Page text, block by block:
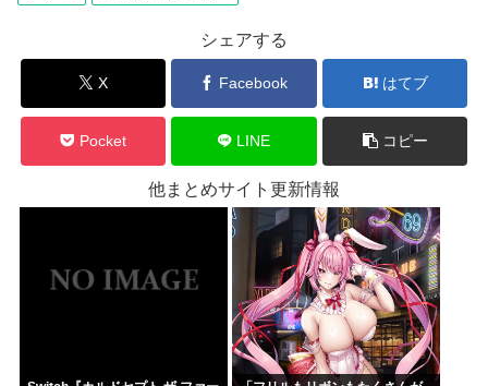
シェアする
X Facebook はてブ
Pocket LINE コピー
他まとめサイト更新情報